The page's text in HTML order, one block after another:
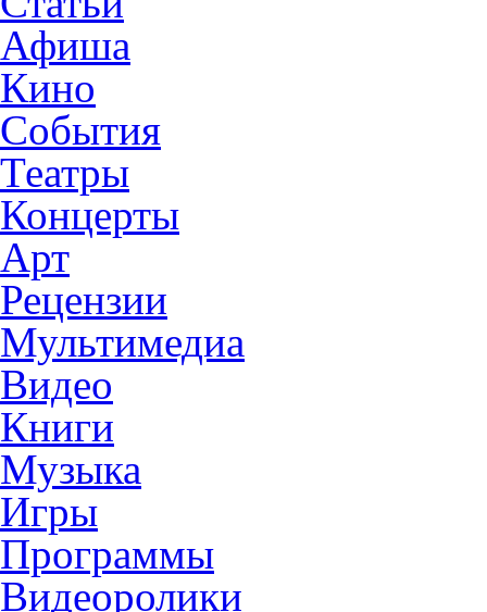
Афиша
Кино
События
Театры
Концерты
Арт
Рецензии
Мультимедиа
Видео
Книги
Музыка
Игры
Программы
Видеоролики